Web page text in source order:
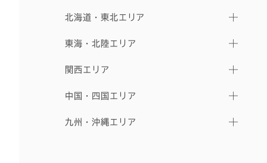
北海道・東北エリア
東海・北陸エリア
関西エリア
中国・四国エリア
九州・沖縄エリア